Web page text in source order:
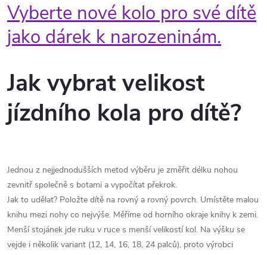
Vyberte nové kolo pro své dítě
jako dárek k narozeninám.
Jak vybrat velikost
jízdního kola pro dítě?
Jednou z nejjednodušších metod výběru je změřit délku nohou
zevnitř společně s botami a vypočítat překrok.
Jak to udělat? Položte dítě na rovný a rovný povrch. Umístěte malou
knihu mezi nohy co nejvýše. Měříme od horního okraje knihy k zemi.
Menší stojánek jde ruku v ruce s menší velikostí kol. Na výšku se
vejde i několik variant (12, 14, 16, 18, 24 palců), proto výrobci